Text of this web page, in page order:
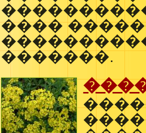
����
�������.